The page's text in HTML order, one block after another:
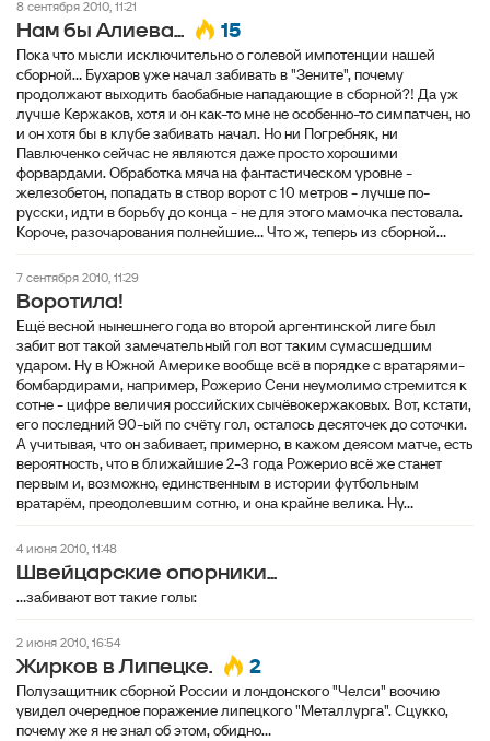
8 сентября 2010, 11:21
Нам бы Алиева... 15
Пока что мысли исключительно о голевой импотенции нашей
сборной... Бухаров уже начал забивать в "Зените", почему
продолжают выходить баобабные нападающие в сборной?! Да уж
лучше Кержаков, хотя и он как-то мне не особенно-то симпатчен, но
и он хотя бы в клубе забивать начал. Но ни Погребняк, ни
Павлюченко сейчас не являются даже просто хорошими
форвардами. Обработка мяча на фантастическом уровне -
железобетон, попадать в створ ворот с 10 метров - лучше по-
русски, идти в борьбу до конца - не для этого мамочка пестовала.
Короче, разочарования полнейшие... Что ж, теперь из сборной...
7 сентября 2010, 11:29
Воротила!
Ещё весной нынешнего года во второй аргентинской лиге был
забит вот такой замечательный гол вот таким сумасшедшим
ударом. Ну в Южной Америке вообще всё в порядке с вратарями-
бомбардирами, например, Рожерио Сени неумолимо стремится к
сотне - цифре величия российских сычёвокержаковых. Вот, кстати,
его последний 90-ый по счёту гол, осталось десяточек до соточки.
А учитывая, что он забивает, примерно, в кажом деясом матче, есть
вероятность, что в ближайшие 2-3 года Рожерио всё же станет
первым и, возможно, единственным в истории футбольным
вратарём, преодолевшим сотню, и она крайне велика. Ну...
4 июня 2010, 11:48
Швейцарские опорники...
2 июня 2010, 16:54
Жирков в Липецке. 2
Полузащитник сборной России и лондонского "Челси" воочию
увидел очередное поражение липецкого "Металлурга". Сцукко,
почему же я не знал об этом, обидно...